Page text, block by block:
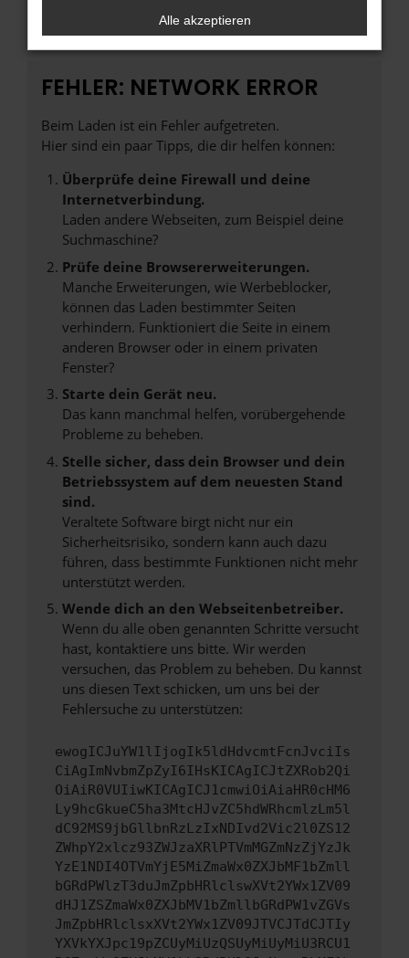
FEHLER: NETWORK ERROR
Beim Laden ist ein Fehler aufgetreten.
Hier sind ein paar Tipps, die dir helfen können:
Überprüfe deine Firewall und deine
Internetverbindung.
Laden andere Webseiten, zum Beispiel deine
Suchmaschine?
Prüfe deine Browsererweiterungen.
Manche Erweiterungen, wie Werbeblocker,
können das Laden bestimmter Seiten
verhindern. Funktioniert die Seite in einem
anderen Browser oder in einem privaten
Fenster?
Starte dein Gerät neu.
Das kann manchmal helfen, vorübergehende
Probleme zu beheben.
Stelle sicher, dass dein Browser und dein
Betriebssystem auf dem neuesten Stand
sind.
Veraltete Software birgt nicht nur ein
Sicherheitsrisiko, sondern kann auch dazu
führen, dass bestimmte Funktionen nicht mehr
unterstützt werden.
Wende dich an den Webseitenbetreiber.
Wenn du alle oben genannten Schritte versucht
hast, kontaktiere uns bitte. Wir werden
versuchen, das Problem zu beheben. Du kannst
uns diesen Text schicken, um uns bei der
Fehlersuche zu unterstützen:
ewogICJuYW1lIjogIk5ldHdvcmtFcnJvciIs
CiAgImNvbmZpZyI6IHsKICAgICJtZXRob2Qi
OiAiR0VUIiwKICAgICJ1cmwiOiAiaHR0cHM6
Ly9hcGkueC5ha3MtcHJvZC5hdWRhcmlzLm5l
dC92MS9jbGllbnRzLzIxNDIvd2Vic2l0ZS12
ZWhpY2xlcz93ZWJzaXRlPTVmMGZmNzZjYzJk
YzE1NDI4OTVmYjE5MiZmaWx0ZXJbMF1bZmll
bGRdPWlzT3duJmZpbHRlclswXVt2YWx1ZV09
dHJ1ZSZmaWx0ZXJbMV1bZmllbGRdPW1vZGVs
JmZpbHRlclsxXVt2YWx1ZV09JTVCJTdCJTIy
YXVkYXJpc19pZCUyMiUzQSUyMiUyMiU3RCU1
Alle akzeptieren